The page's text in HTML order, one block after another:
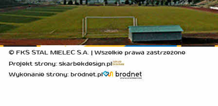
© FKS STAL MIELEC S.A. | Wszelkie prawa zastrzeżone
Projekt strony: skarbekdesign.pl
Wykonanie strony: brodnet.pl